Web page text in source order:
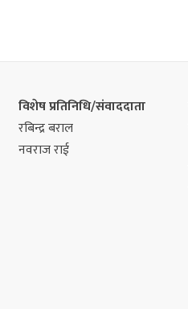
विशेष प्रतिनिधि/संवाददाता
रबिन्द्र बराल
नवराज राई